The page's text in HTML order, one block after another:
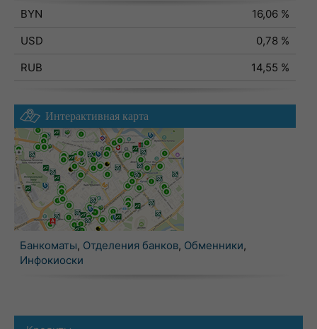
BYN
16,06 %
USD
0,78 %
RUB
14,55 %
Интерактивная карта
Банкоматы, Отделения банков, Обменники,
Инфокиоски